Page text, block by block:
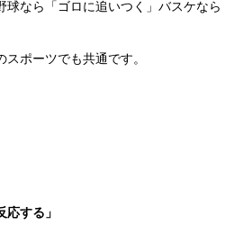
なら「ゴロに追いつく」バスケな
スポーツでも共通です。
する」